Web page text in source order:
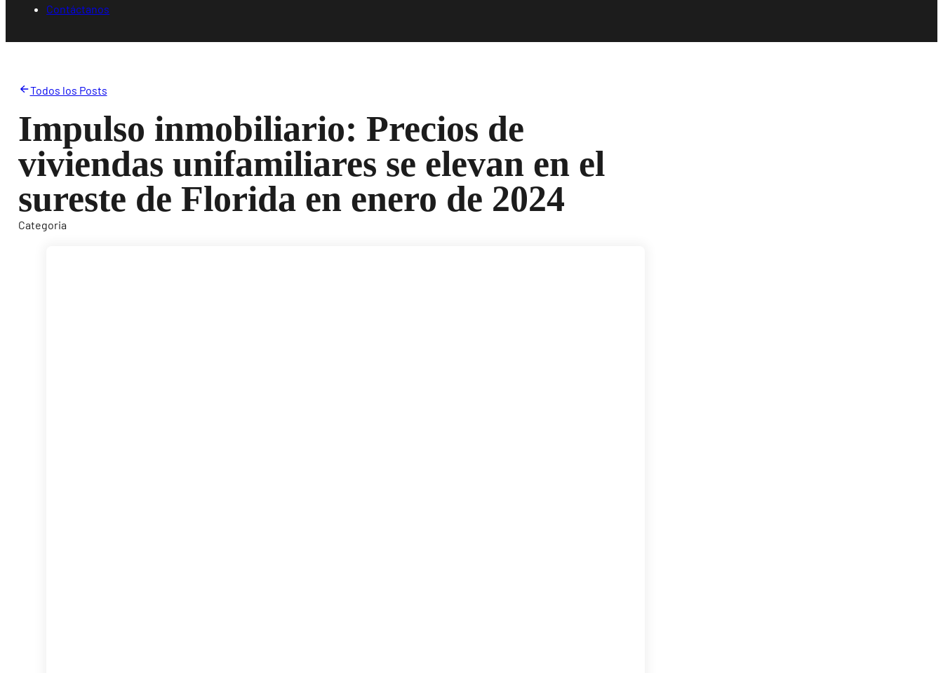
Contáctanos
Todos los Posts
Impulso inmobiliario: Precios de
viviendas unifamiliares se elevan en el
sureste de Florida en enero de 2024
Categoria